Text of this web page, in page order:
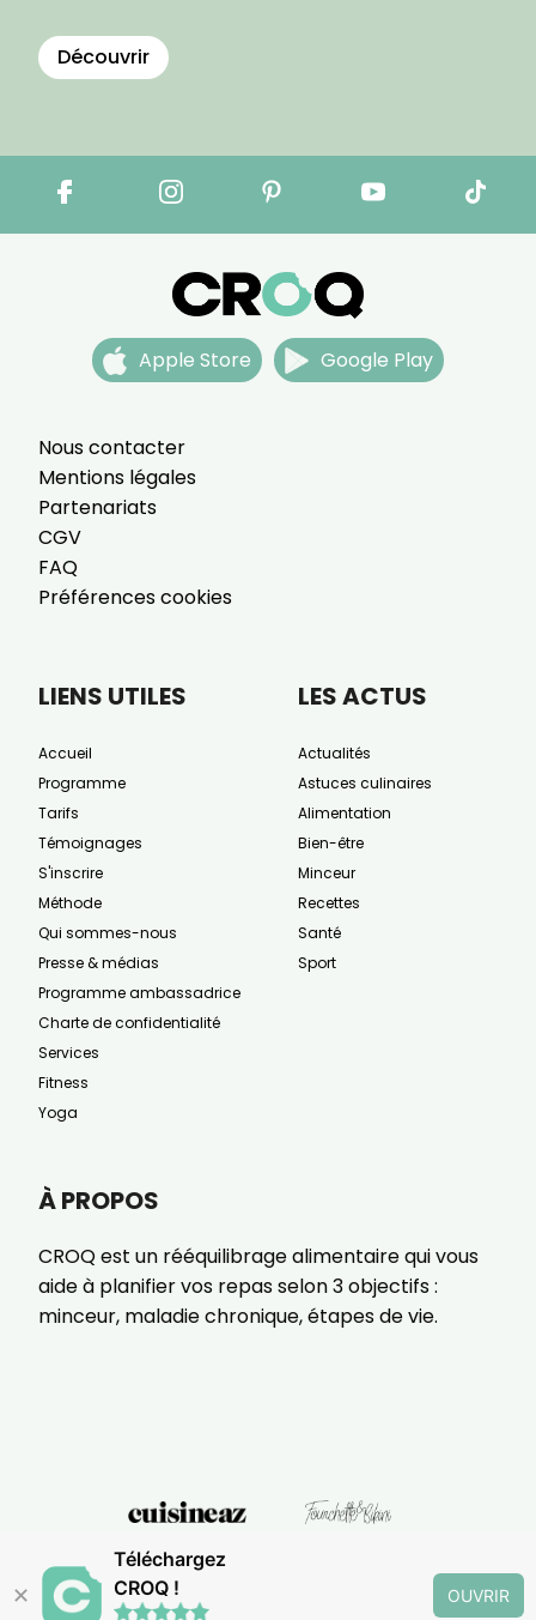
Découvrir
Nous contacter
Mentions légales
Partenariats
CGV
FAQ
Préférences cookies
Apple Store Google Play
À PROPOS
CROQ est un rééquilibrage alimentaire qui vous
aide à planifier vos repas selon 3 objectifs :
minceur, maladie chronique, étapes de vie.
LIENS UTILES
Accueil
Programme
Tarifs
Témoignages
S'inscrire
Méthode
Qui sommes-nous
Presse & médias
Programme ambassadrice
Charte de confidentialité
Services
Fitness
Yoga
LES ACTUS
Actualités
Astuces culinaires
Alimentation
Bien-être
Minceur
Recettes
Santé
Sport
✕
Téléchargez
CROQ !
OUVRIR